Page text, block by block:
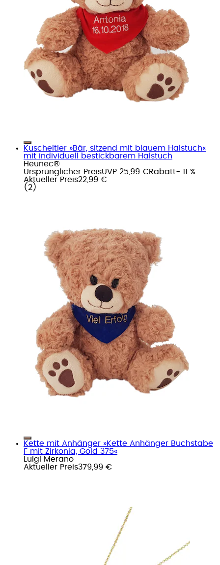
Kuscheltier »Bär, sitzend mit blauem Halstuch«
mit individuell bestickbarem Halstuch
Heunec®
Ursprünglicher PreisUVP 25,99 €Rabatt- 11 %
Aktueller Preis22,99 €
( 2 )
Kette mit Anhänger »Kette Anhänger Buchstabe
F mit Zirkonia, Gold 375«
Luigi Merano
Aktueller Preis379,99 €